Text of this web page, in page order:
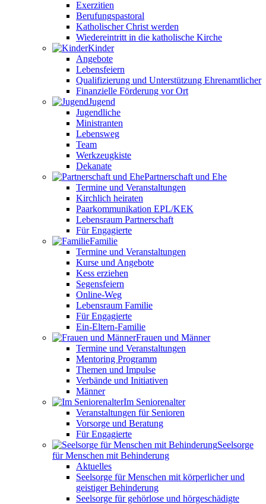
Exerzitien
Berufungspastoral
Katholischer Christ werden
Wiedereintritt in die katholische Kirche
Kinder
Angebote
Lebensfeiern
Qualifizierung und Unterstützung Ehrenamtlicher
Finanzielle Förderung vor Ort
Jugend
Jugendliche
Ministranten
Lebensweg
Team
Werkzeugkiste
Dekanate
Partnerschaft und Ehe
Termine und Veranstaltungen
Kirchlich heiraten
Paarkommunikation EPL/KEK
Lebensraum Partnerschaft
Für Engagierte
Familie
Termine und Veranstaltungen
Kurse und Angebote
Kess erziehen
Segensfeiern
Online-Weg
Lebensraum Familie
Für Engagierte
Ein-Eltern-Familie
Frauen und Männer
Termine und Veranstaltungen
Mentoring Programm
Themen und Impulse
Verbände und Initiativen
Männer
Im Seniorenalter
Veranstaltungen für Senioren
Vorsorge und Beratung
Für Engagierte
Seelsorge
für Menschen mit Behinderung
Aktuelles
Seelsorge für Menschen mit körperlicher und
geistiger Behinderung
Seelsorge für gehörlose und hörgeschädigte